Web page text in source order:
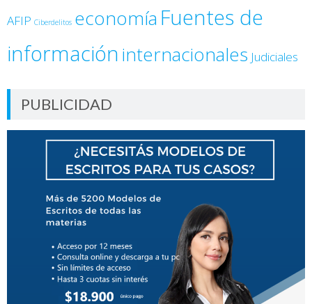
AFIP Ciberdelitos economía Fuentes de
informacióninternacionales Judiciales
PUBLICIDAD